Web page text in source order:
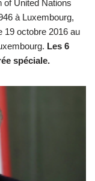
of United Nations
à Luxembourg,
19 octobre 2016 au
Les 6
spéciale.